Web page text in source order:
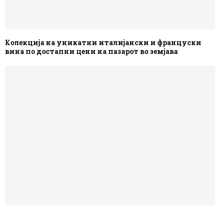
Колекција на уникатни италијански и француски
вина по достапни цени на пазарот во земјава